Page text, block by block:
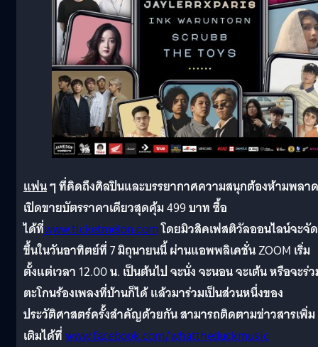
แฟนๆที่คิดถึงศิลปินและบรรยากาศความสนุกต้องห้ามพลาด
เปิดขายบัตรราคาเดียวสุดคุ้ม499บาทซื้อ
ได้ที่www.ticketmelon.comโดยมิวสิคเฟสติวัลออนไลน์จะจัด
ขึ้นในวันอาทิตย์ที่7มิถุนายนนี้ผ่านแอพพลิเคชั่นZOOM เริ่ม
ตั้งแต่เวลา12.00น. เป็นต้นไปจะนั่งจะนอนจะเต้นหรือจะร่
ตะโกนร้องเพลงที่บ้านก็ได้แล้วมาร่วมเป็นส่วนหนึ่งของ
ประวัติศาสตร์ครั้งสำคัญด้วยกันสามารถติดตามข่าวสารเพิ่ม
เติมได้ที่www.facebook.com/whattheduckmusic